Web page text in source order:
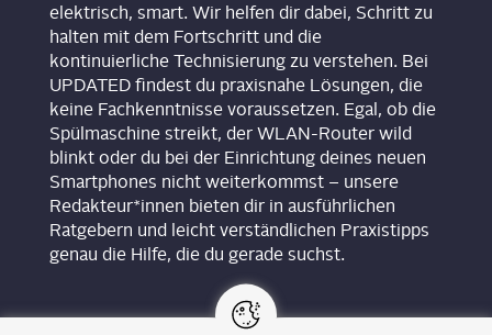
elektrisch, smart. Wir helfen dir dabei, Schritt zu
halten mit dem Fortschritt und die
kontinuierliche Technisierung zu verstehen. Bei
UPDATED findest du praxisnahe Lösungen, die
keine Fachkenntnisse voraussetzen. Egal, ob die
Spülmaschine streikt, der WLAN-Router wild
blinkt oder du bei der Einrichtung deines neuen
Smartphones nicht weiterkommst – unsere
Redakteur*innen bieten dir in ausführlichen
Ratgebern und leicht verständlichen Praxistipps
genau die Hilfe, die du gerade suchst.